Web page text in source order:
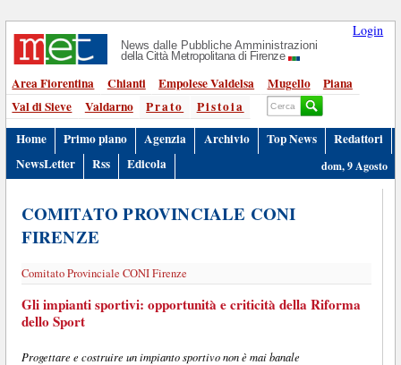
Login
News dalle Pubbliche Amministrazioni
della Città Metropolitana di Firenze
Area Fiorentina Chianti Empolese Valdelsa Mugello
Piana
Val di Sieve
Valdarno Prato
Pistoia
Home
Primo piano Agenzia Archivio Top News
Redattori
NewsLetter
Rss Edicola dom, 9 Agosto
COMITATO PROVINCIALE CONI
FIRENZE
Comitato Provinciale CONI Firenze
Gli impianti sportivi: opportunità e criticità della Riforma
dello Sport
Progettare e costruire un impianto sportivo non è mai banale